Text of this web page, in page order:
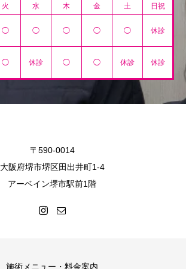
火 水 木 金 土 日祝
◯ ◯ ◯ ◯ ◯ 休診
◯ 休診 ◯ ◯ 休診 休診
〒590-0014
大阪府堺市堺区田出井町1-4
アーベイン堺市駅前1階
施術メニュー・料金案内